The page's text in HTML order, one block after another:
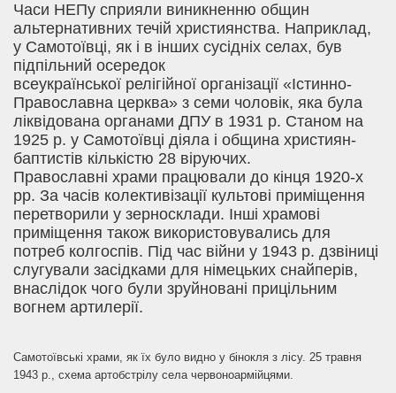
Часи НЕПу сприяли виникненню общин
альтернативних течій християнства. Наприклад,
у Самотоївці, як і в інших сусідніх селах, був
підпільний осередок
всеукраїнської релігійної організації «Істинно-
Православна церква» з семи чоловік, яка була
ліквідована органами ДПУ в 1931 р. Станом на
1925 р. у Самотоївці діяла і община християн-
баптистів кількістю 28 віруючих.
Православні храми працювали до кінця 1920-х
рр. За часів колективізації культові приміщення
перетворили у зерносклади. Інші храмові
приміщення також використовувались для
потреб колгоспів. Під час війни у 1943 р. дзвіниці
слугували засідками для німецьких снайперів,
внаслідок чого були зруйновані прицільним
вогнем артилерії.
Самотоївські храми, як їх було видно у бінокля з лісу. 25 травня
1943 р., схема артобстрілу села червоноармійцями.